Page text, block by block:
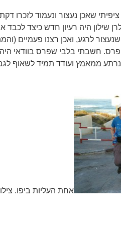
שאכן נעצור ונעמוד לזכרו
שילון היה רעיון חדש כיצד לכבד
לרגע, ואכן רצנו פעמיים
חשבתי בלבי שפרס בוודאי היה
נרתע ממאמץ ועודד תמיד לשאוף
אחת העליות ביפו.